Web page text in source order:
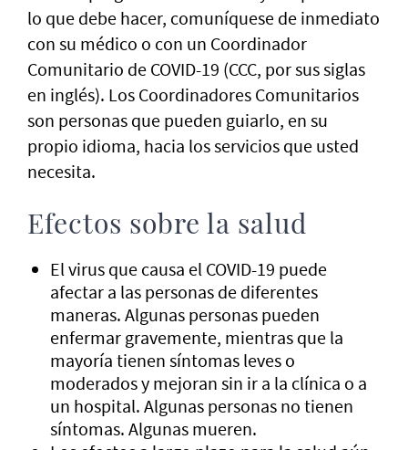
lo que debe hacer, comuníquese de inmediato
con su médico o con un Coordinador
Comunitario de COVID-19 (CCC, por sus siglas
en inglés). Los Coordinadores Comunitarios
son personas que pueden guiarlo, en su
propio idioma, hacia los servicios que usted
necesita.
Efectos sobre la salud
El virus que causa el COVID-19 puede
afectar a las personas de diferentes
maneras. Algunas personas pueden
enfermar gravemente, mientras que la
mayoría tienen síntomas leves o
moderados y mejoran sin ir a la clínica o a
un hospital. Algunas personas no tienen
síntomas. Algunas mueren.